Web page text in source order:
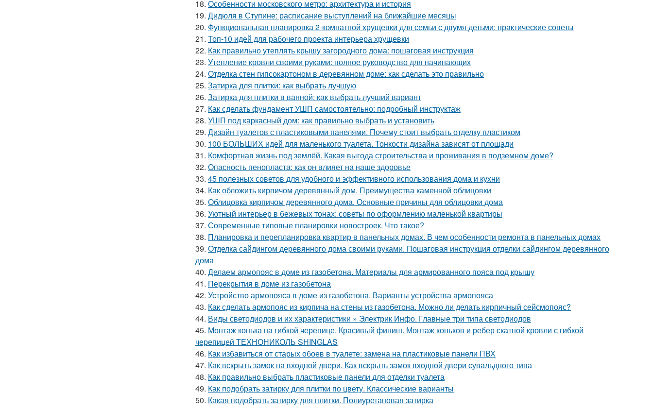
18. Особенности московского метро: архитектура и история
19. Дидюля в Ступине: расписание выступлений на ближайшие месяцы
20. Функциональная планировка 2-комнатной хрущевки для семьи с двумя детьми: практические советы
21. Топ-10 идей для рабочего проекта интерьера хрущевки
22. Как правильно утеплять крышу загородного дома: пошаговая инструкция
23. Утепление кровли своими руками: полное руководство для начинающих
24. Отделка стен гипсокартоном в деревянном доме: как сделать это правильно
25. Затирка для плитки: как выбрать лучшую
26. Затирка для плитки в ванной: как выбрать лучший вариант
27. Как сделать фундамент УШП самостоятельно: подробный инструктаж
28. УШП под каркасный дом: как правильно выбрать и установить
29. Дизайн туалетов с пластиковыми панелями. Почему стоит выбрать отделку пластиком
30. 100 БОЛЬШИХ идей для маленького туалета. Тонкости дизайна зависят от площади
31. Комфортная жизнь под землёй. Какая выгода строительства и проживания в подземном доме?
32. Опасность пенопласта: как он влияет на наше здоровье
33. 45 полезных советов для удобного и эффективного использования дома и кухни
34. Как обложить кирпичом деревянный дом. Преимущества каменной облицовки
35. Облицовка кирпичом деревянного дома. Основные причины для облицовки дома
36. Уютный интерьер в бежевых тонах: советы по оформлению маленькой квартиры
37. Современные типовые планировки новостроек. Что такое?
38. Планировка и перепланировка квартир в панельных домах. В чем особенности ремонта в панельных домах
39. Отделка сайдингом деревянного дома своими руками. Пошаговая инструкция отделки сайдингом деревянного
дома
40. Делаем армопояс в доме из газобетона. Материалы для армированного пояса под крышу
41. Перекрытия в доме из газобетона
42. Устройство армопояса в доме из газобетона. Варианты устройства армопояса
43. Как сделать армопояс из кирпича на стены из газобетона. Можно ли делать кирпичный сейсмопояс?
44. Виды светодиодов и их характеристики » Электрик Инфо. Главные три типа светодиодов
45. Монтаж конька на гибкой черепице. Красивый финиш. Монтаж коньков и ребер скатной кровли с гибкой
черепицей ТЕХНОНИКОЛЬ SHINGLAS
46. Как избавиться от старых обоев в туалете: замена на пластиковые панели ПВХ
47. Как вскрыть замок на входной двери. Как вскрыть замок входной двери сувальдного типа
48. Как правильно выбрать пластиковые панели для отделки туалета
49. Как подобрать затирку для плитки по цвету. Классические варианты
50. Какая подобрать затирку для плитки. Полиуретановая затирка